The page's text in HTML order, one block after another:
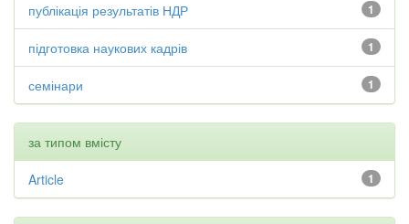
1
публікація результатів НДР
1
підготовка наукових кадрів
1
семінари
за типом вмісту
1
Article